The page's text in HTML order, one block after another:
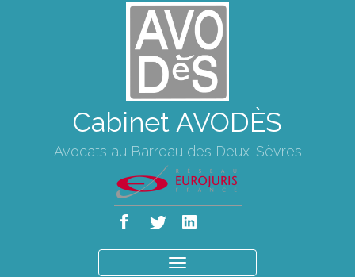
Cabinet AVODÈS
Avocats au Barreau des Deux-Sèvres